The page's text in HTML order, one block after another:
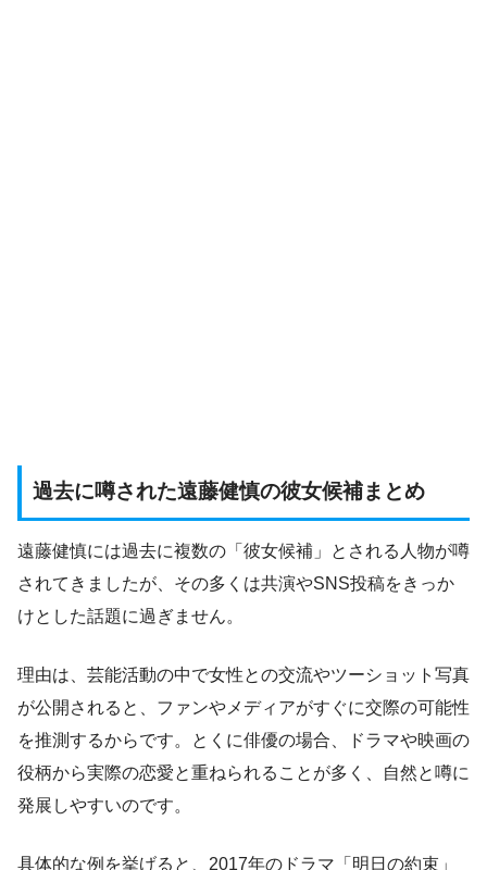
過去に噂された遠藤健慎の彼女候補まとめ
遠藤健慎には過去に複数の「彼女候補」とされる人物が噂
されてきましたが、その多くは共演やSNS投稿をきっか
けとした話題に過ぎません。
理由は、芸能活動の中で女性との交流やツーショット写真
が公開されると、ファンやメディアがすぐに交際の可能性
を推測するからです。とくに俳優の場合、ドラマや映画の
役柄から実際の恋愛と重ねられることが多く、自然と噂に
発展しやすいのです。
具体的な例を挙げると、2017年のドラマ「明日の約束」